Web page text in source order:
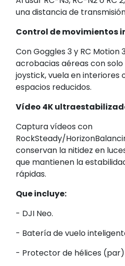
una distancia de
Control de movimientos
Con Goggles 3 y RC Motion
acrobacias aéreas con
joystick, vuela en interiores
espacios reducidos.
Vídeo 4K
Captura vídeos con
RockSteady/
conservan la nitidez en
que mantienen la
rápidas.
Que incluye:
- DJI Neo.
- Batería de vuelo
- Protector de hélices (par)